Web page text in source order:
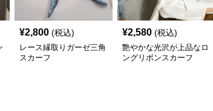
¥2,800 (税込)
レース縁取りガーゼ三角
スカーフ
¥2,580 (税込)
艶やかな光沢が上品なロ
ングリボンスカーフ